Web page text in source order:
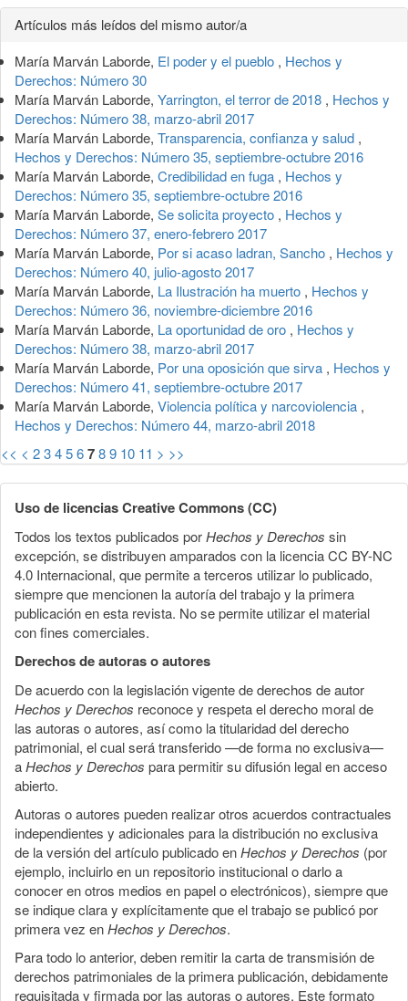
Detalles
del
artículo
Artículos más leídos del mismo autor/a
María Marván Laborde, El poder y el pueblo , Hechos y
Derechos: Número 30
María Marván Laborde, Yarrington, el terror de 2018 , Hechos y
Derechos: Número 38, marzo-abril 2017
María Marván Laborde, Transparencia, confianza y salud ,
Hechos y Derechos: Número 35, septiembre-octubre 2016
María Marván Laborde, Credibilidad en fuga , Hechos y
Derechos: Número 35, septiembre-octubre 2016
María Marván Laborde, Se solicita proyecto , Hechos y
Derechos: Número 37, enero-febrero 2017
María Marván Laborde, Por si acaso ladran, Sancho , Hechos y
Derechos: Número 40, julio-agosto 2017
María Marván Laborde, La Ilustración ha muerto , Hechos y
Derechos: Número 36, noviembre-diciembre 2016
María Marván Laborde, La oportunidad de oro , Hechos y
Derechos: Número 38, marzo-abril 2017
María Marván Laborde, Por una oposición que sirva , Hechos y
Derechos: Número 41, septiembre-octubre 2017
María Marván Laborde, Violencia política y narcoviolencia ,
Hechos y Derechos: Número 44, marzo-abril 2018
<< < 23456789 10 11 > >>
Uso de licencias Creative Commons (CC)
Todos los textos publicados porHechos y Derechos sin
excepción, se distribuyen amparados con la licencia CC BY-NC
4.0 Internacional, que permite a terceros utilizar lo publicado,
siempre que mencionen la autoría del trabajo y la primera
publicación en esta revista. No se permite utilizar el material
con fines comerciales.
Derechos de autoras o autores
De acuerdo con la legislación vigente de derechos de autor
Hechos y Derechos reconoce y respeta el derecho moral de
las autoras o autores, así como la titularidad del derecho
patrimonial, el cual será transferido —de forma no exclusiva—
aHechos y Derechos para permitir su difusión legal en acceso
abierto.
Autoras o autores pueden realizar otros acuerdos contractuales
independientes y adicionales para la distribución no exclusiva
de la versión del artículo publicado enHechos y Derechos (por
ejemplo, incluirlo en un repositorio institucional o darlo a
conocer en otros medios en papel o electrónicos), siempre que
se indique clara y explícitamente que el trabajo se publicó por
primera vez enHechos y Derechos.
Para todo lo anterior, deben remitir la carta de transmisión de
derechos patrimoniales de la primera publicación, debidamente
requisitada y firmada por las autoras o autores. Este formato